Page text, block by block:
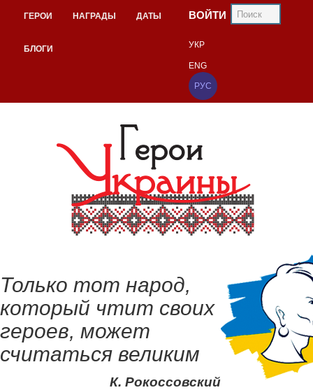
ГЕРОИ НАГРАДЫ ДАТЫ
БЛОГИ
ВОЙТИ
УКР
ENG
РУС
Только тот народ,
который чтит своих
героев, может
считаться великим
К. Рокоссовский